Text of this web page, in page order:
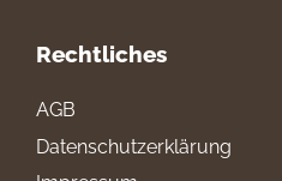
Rechtliches
AGB
Datenschutzerklärung